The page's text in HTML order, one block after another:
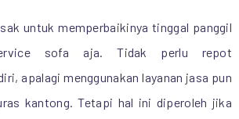
untuk memperbaikinya tinggal panggil
sofa aja. Tidak perlu repot
apalagi menggunakan layanan jasa pun
kantong. Tetapi hal ini diperoleh jika